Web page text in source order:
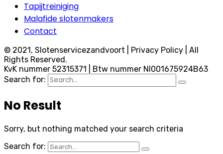
Tapijtreiniging
Malafide slotenmakers
Contact
© 2021, Slotenservicezandvoort | Privacy Policy | All
Rights Reserved.
KvK nummer 52315371 | Btw nummer Nl001675924B63
Search for:
No Result
Sorry, but nothing matched your search criteria
Search for: